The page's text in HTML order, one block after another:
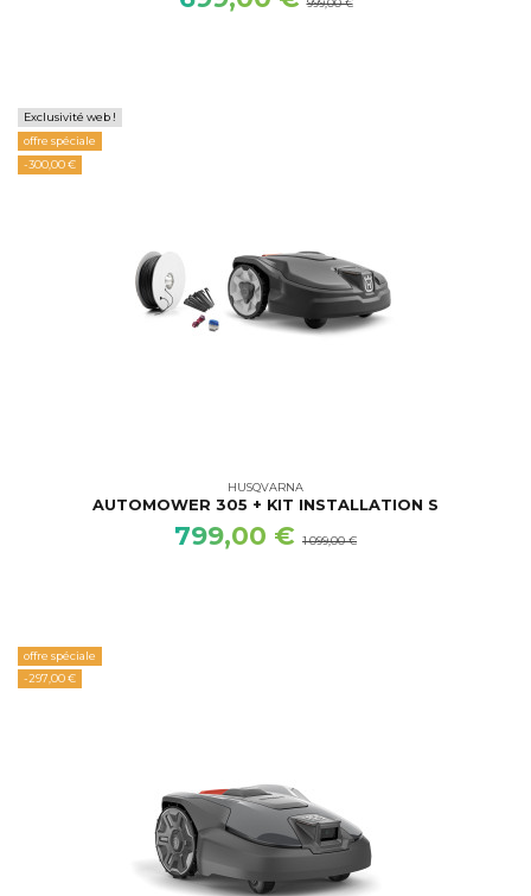
999,00 €
Exclusivité web !
offre spéciale
-300,00 €
HUSQVARNA
AUTOMOWER 305 + KIT INSTALLATION S
799,00 € 1 099,00 €
offre spéciale
-297,00 €